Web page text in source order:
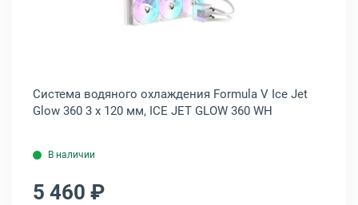
AK620 120 мм, AK620 Открыть товар: Система
Система водяного охлаждения Formula V Ice Jet
Glow 360 3 x 120 мм, ICE JET GLOW 360 WH
В наличии
5 460 ₽